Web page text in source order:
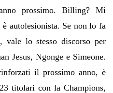
prossimo. Billing? Mi
autolesionista. Se non lo fa
vale lo stesso discorso per
Jesus, Ngonge e Simeone.
il prossimo anno, è
titolari con la Champions,